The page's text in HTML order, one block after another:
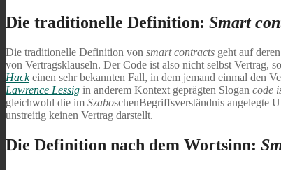
Die traditionelle Definition: Smart
Die traditionelle Definition von smart contracts geht auf
von Vertragsklauseln. Der Code ist also nicht selbst Vertrag,
Hackeinen sehr bekannten Fall, in dem jemand einmal den
Lawrence Lessig in anderem Kontext geprägten Slogan code
gleichwohl die im SzaboschenBegriffsverständnis angelegte
unstreitig keinen Vertrag darstellt.
Die Definition nach dem Wortsinn: